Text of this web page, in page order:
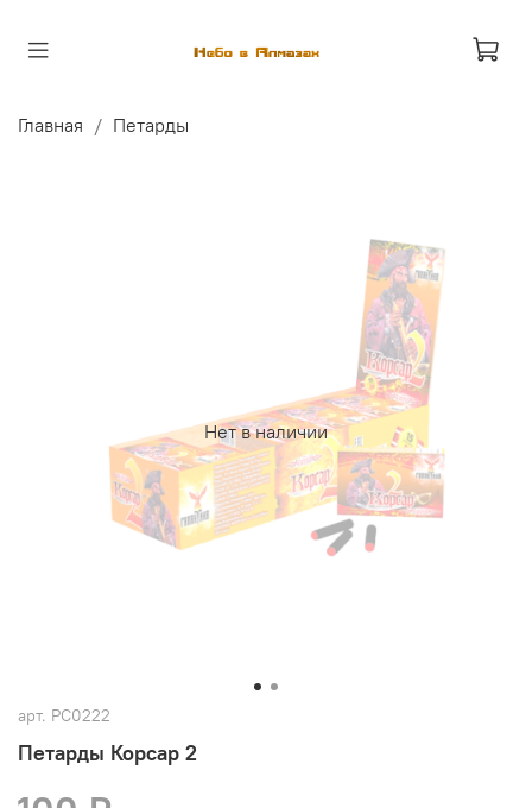
Главная Петарды
Нет в наличии
арт. РС0222
Петарды Корсар 2